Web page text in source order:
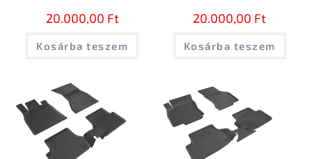
20.000,00 Ft
Kosárba teszem
20.000,00 Ft
Kosárba teszem